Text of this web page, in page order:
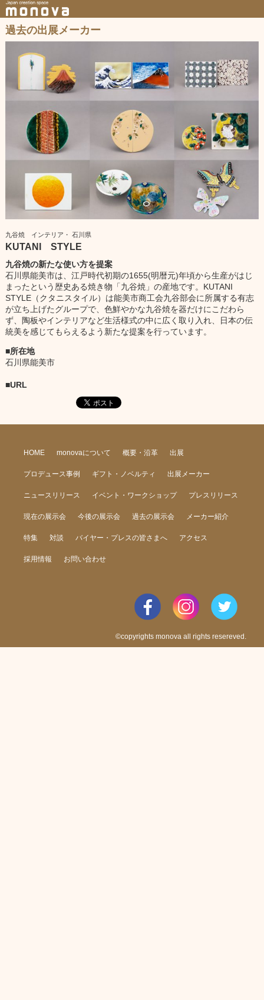
過去の出展メーカー
九谷焼 インテリア・ 石川県
KUTANI STYLE
九谷焼の新たな使い方を提案
石川県能美市は、江戸時代初期の1655(明暦元)年頃から生産がはじ
まったという歴史ある焼き物「九谷焼」の産地です。KUTANI
STYLE（クタニスタイル）は能美市商工会九谷部会に所属する有志
が立ち上げたグループで、色鮮やかな九谷焼を器だけにこだわら
ず、陶板やインテリアなど生活様式の中に広く取り入れ、日本の伝
統美を感じてもらえるよう新たな提案を行っています。
所在地
石川県能美市
URL
HOME monovaについて 概要・沿革 出展
プロデュース事例 ギフト・ノベルティ 出展メーカー
ニュースリリース イベント・ワークショップ プレスリリース
現在の展示会 今後の展示会 過去の展示会 メーカー紹介
特集 対談 バイヤー・プレスの皆さまへ アクセス
採用情報 お問い合わせ
©copyrights monova all rights resereved.